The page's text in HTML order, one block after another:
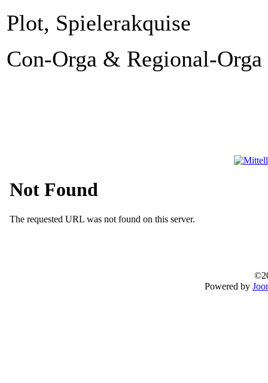
Plot, Spielerakquise
Con-Orga & Regional-
Powered by